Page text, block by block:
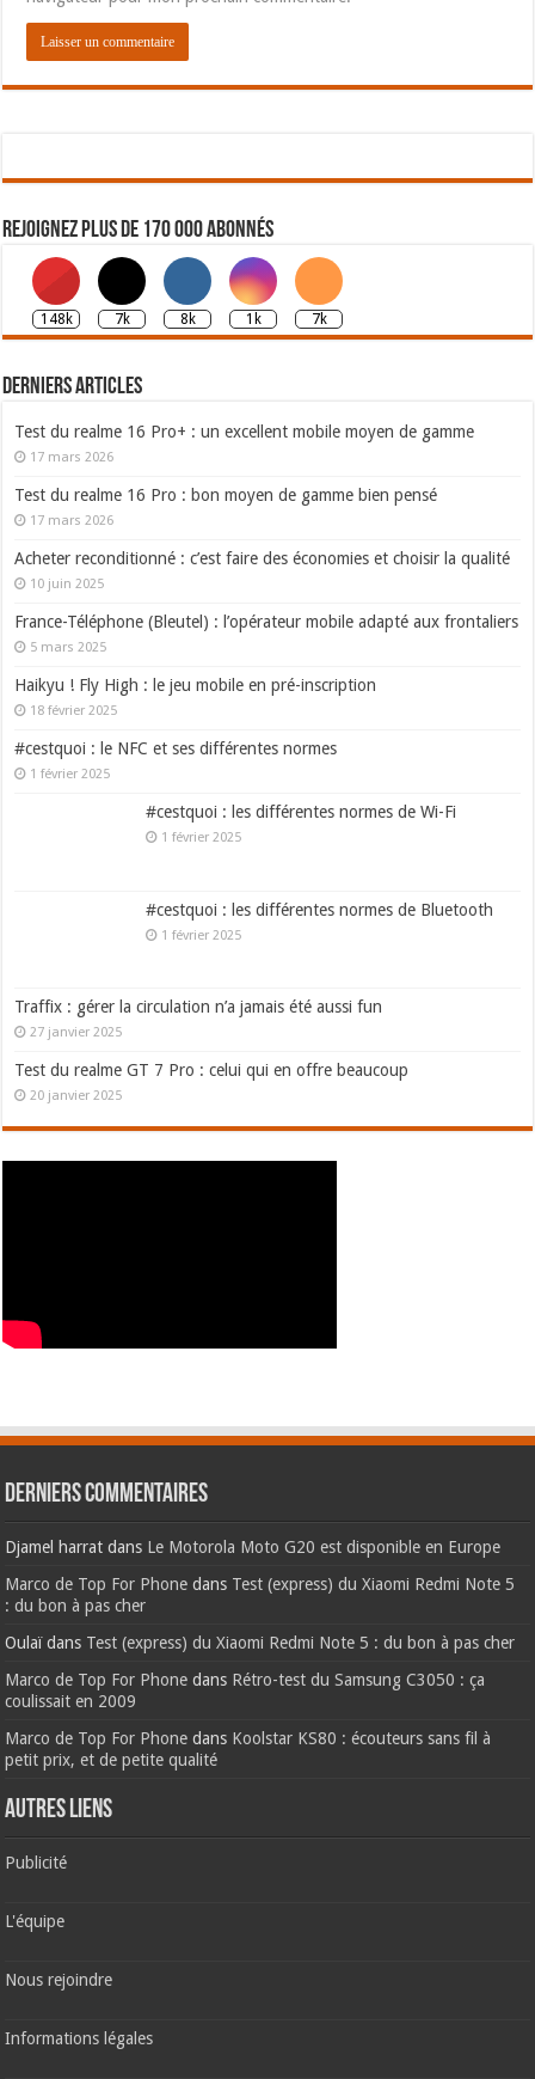
Rejoignez plus de 170 000 abonnés
148k 7k 8k 1k 7k
Derniers articles
Test du realme 16 Pro+ : un excellent mobile moyen de gamme
17 mars 2026
Test du realme 16 Pro : bon moyen de gamme bien pensé
17 mars 2026
Acheter reconditionné : c’est faire des économies et choisir la qualité
10 juin 2025
France-Téléphone (Bleutel) : l’opérateur mobile adapté aux frontaliers
5 mars 2025
Haikyu ! Fly High : le jeu mobile en pré-inscription
18 février 2025
#cestquoi : le NFC et ses différentes normes
1 février 2025
#cestquoi : les différentes normes de Wi-Fi
1 février 2025
#cestquoi : les différentes normes de Bluetooth
1 février 2025
Traffix : gérer la circulation n’a jamais été aussi fun
27 janvier 2025
Test du realme GT 7 Pro : celui qui en offre beaucoup
20 janvier 2025
Derniers commentaires
Djamel harrat dans Le Motorola Moto G20 est disponible en Europe
Marco de Top For Phone dans Test (express) du Xiaomi Redmi Note 5
: du bon à pas cher
Oulaïdans Test (express) du Xiaomi Redmi Note 5 : du bon à pas cher
Marco de Top For Phone dans Rétro-test du Samsung C3050 : ça
coulissait en 2009
Marco de Top For Phone dans Koolstar KS80 : écouteurs sans fil à
petit prix, et de petite qualité
AUTRES LIENS
Publicité
L'équipe
Nous rejoindre
Informations légales